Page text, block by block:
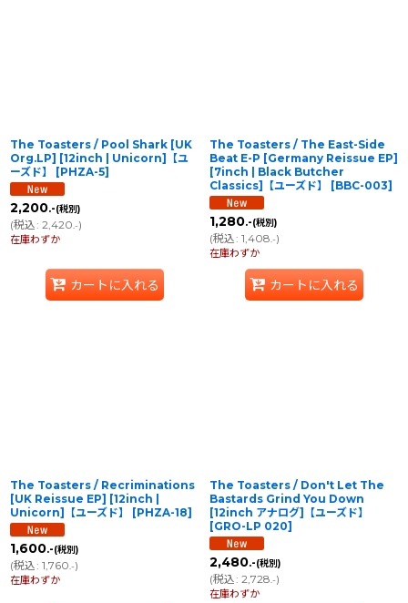
The Toasters / Pool Shark [UK
Org.LP] [12inch | Unicorn]【ユ
ーズド】
[PHZA-5]
2,200.-(税別)
(税込: 2,420.-)
在庫わずか
カートに入れる
The Toasters / The East-Side
Beat E-P [Germany Reissue EP]
[7inch | Black Butcher
Classics]【ユーズド】
[BBC-003]
1,280.-(税別)
(税込: 1,408.-)
在庫わずか
カートに入れる
The Toasters / Recriminations
[UK Reissue EP] [12inch |
Unicorn]【ユーズド】
[PHZA-18]
1,600.-(税別)
(税込: 1,760.-)
在庫わずか
The Toasters / Don't Let The
Bastards Grind You Down
[12inch アナログ]【ユーズド】
[GRO-LP 020]
2,480.-(税別)
(税込: 2,728.-)
在庫わずか